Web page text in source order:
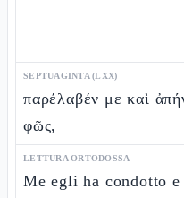
SEPTUAGINTA (LXX)
παρέλαβέν με καὶ
φῶς,
LETTURA ORTODOSSA
Me egli ha condotto e